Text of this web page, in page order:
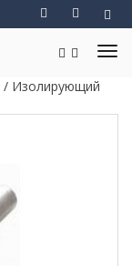
/ Изолирующий